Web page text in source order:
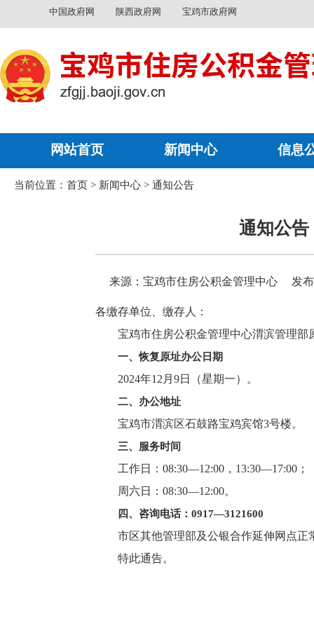
中国政府网 陕西政府网 宝鸡市政府网
网站首页 新闻中心 信息
当前位置： 首页 > 新闻中心 > 通知公告
通知公告
来源：宝鸡市住房公积金管理中心 发
各缴存单位、缴存人：
宝鸡市住房公积金管理中心渭滨管理部
一、恢复原址办公日期
2024年12月9日（星期一）。
二、办公地址
宝鸡市渭滨区石鼓路宝鸡宾馆3号楼。
三、服务时间
工作日：08:30—12:00，13:30—17:00；
周六日：08:30—12:00。
四、咨询电话：0917—3121600
市区其他管理部及公银合作延伸网点正
特此通告。